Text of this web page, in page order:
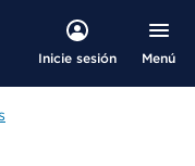
Inicie sesión Menú